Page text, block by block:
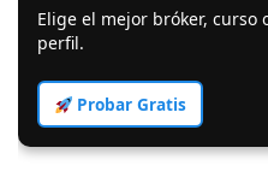
Elige el mejor bróker, curso
perfil.
Probar Gratis